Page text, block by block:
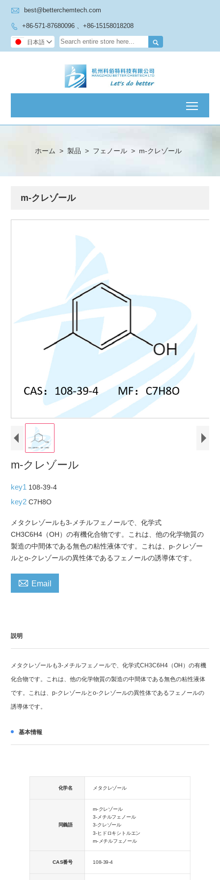
 best@betterchemtech.com
 +86-571-87680096 、+86-15158018208

日本語 
ホーム > 製品 > フェノール > m-クレゾール
m-クレゾール
m-クレゾール
key1 108-39-4
key2C7H8O
メタクレゾールも3-メチルフェノールで、化学式
CH3C6H4（OH）の有機化合物です。これは、他の化学物質の
製造の中間体である無色の粘性液体です。これは、p-クレゾー
ルとo-クレゾールの異性体であるフェノールの誘導体です。
 Email
説明
メタクレゾールも3-メチルフェノールで、化学式CH3C6H4（OH）の有機
化合物です。これは、他の化学物質の製造の中間体である無色の粘性液体
です。これは、p-クレゾールとo-クレゾールの異性体であるフェノールの
誘導体です。
基本情報
化学名 メタクレゾール
同義語
m-クレゾール
3-メチルフェノール
3-クレゾール
3-ヒドロキシトルエン
m-メチルフェノール
CAS番号 108-39-4